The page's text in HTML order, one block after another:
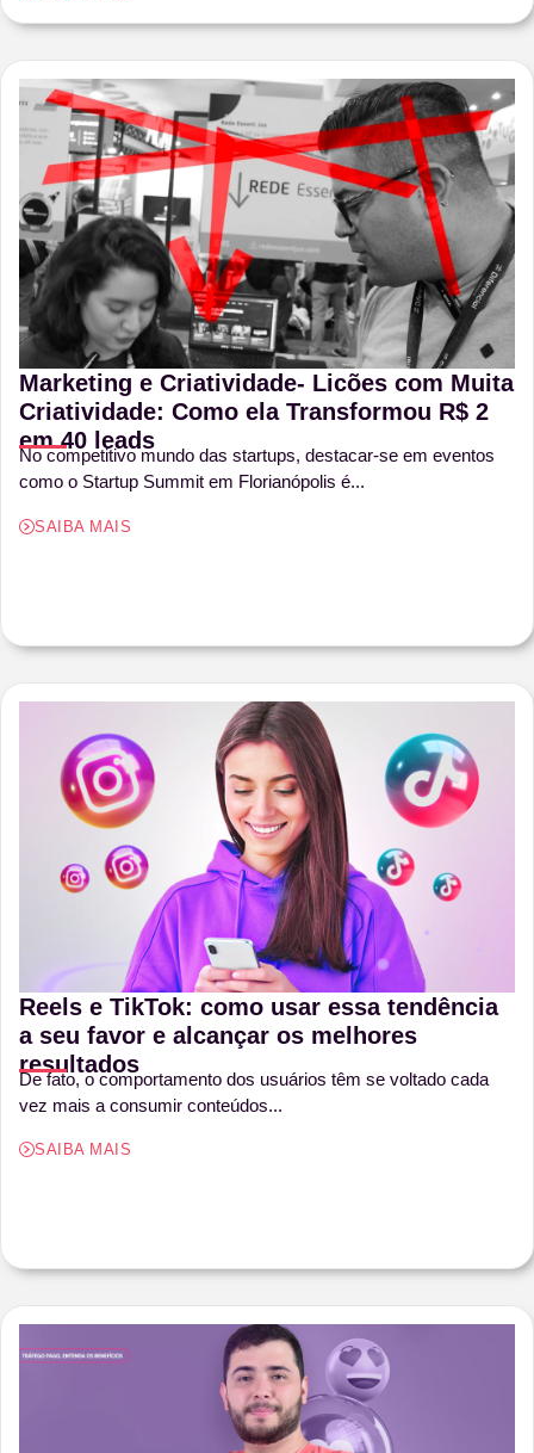
Marketing e Criatividade- Licões com Muita
Criatividade: Como ela Transformou R$ 2
em 40 leads
No competitivo mundo das startups, destacar-se em eventos
como o Startup Summit em Florianópolis é...
SAIBA MAIS
Reels e TikTok: como usar essa tendência
a seu favor e alcançar os melhores
resultados
De fato, o comportamento dos usuários têm se voltado cada
vez mais a consumir conteúdos...
SAIBA MAIS